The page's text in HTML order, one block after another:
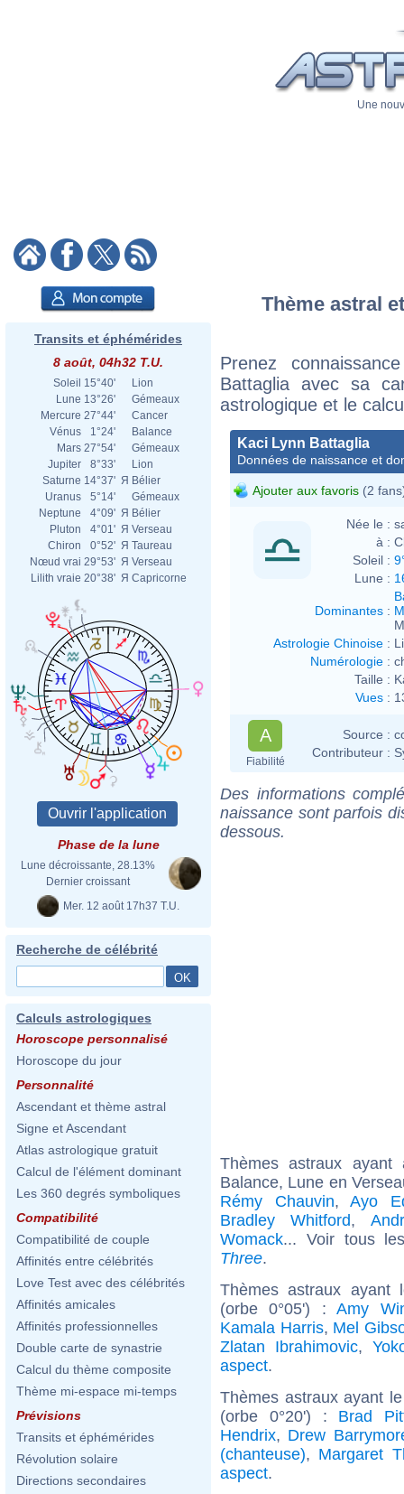
Une
Transits et éphémérides
8 août, 04h32 T.U.
Soleil 15°40'
Lion
Lune 13°26'
Gémeaux
Mercure 27°44'
Cancer
Vénus
1°24'
Balance
Mars 27°54'
Gémeaux
Jupiter
8°33'
Lion
Saturne 14°37' Я Bélier
Uranus
5°14'
Gémeaux
Neptune
4°09' Я Bélier
Pluton
4°01' Я Verseau
Chiron
0°52' Я Taureau
Nœud vrai 29°53' Я Verseau
Lilith vraie 20°38' Я Capricorne
Phase de la lune
Lune décroissante, 28.13%
Dernier croissant
Mer. 12 août 17h37 T.U.
Recherche de célébrité
Calculs astrologiques
Horoscope personnalisé
Horoscope du jour
Personnalité
Ascendant et thème astral
Signe et Ascendant
Atlas astrologique gratuit
Calcul de l'élément dominant
Les 360 degrés symboliques
Compatibilité
Compatibilité de couple
Affinités entre célébrités
Love Test avec des célébrités
Affinités amicales
Affinités professionnelles
Double carte de synastrie
Calcul du thème composite
Thème mi-espace mi-temps
Prévisions
Transits et éphémérides
Révolution solaire
Directions secondaires
Thème astral
Prenez
Battaglia avec sa
astrologique et le
Kaci Lynn Battaglia
Données de naissance et
Ajouter aux favoris (2
Née le :
à :
Soleil :
Lune :
Dominantes :
Astrologie Chinoise :
Numérologie :
Taille :
Vues :
A
Fiabilité
Source :
Contributeur :
Des informations
naissance sont parfois
dessous.
Thèmes astraux
Balance, Lune en
Rémy Chauvin,Ayo
Bradley Whitford,
Womack... Voir tous
Three.
Thèmes astraux ayant
(orbe 0°05') :Amy
Kamala Harris, Mel
Zlatan Ibrahimovic,
aspect.
Thèmes astraux ayant
(orbe 0°20') : Brad
Hendrix, Drew
(chanteuse), Margaret
aspect.